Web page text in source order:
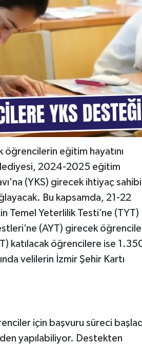
öğrencilerin eğitim hayatını
2024-2025 eğitim
(YKS) girecek ihtiyaç sahibi
Bu kapsamda, 21-22
Temel Yeterlilik Testi’ne (TYT)
(AYT) girecek
katılacak öğrencilere ise
velilerin İzmir Şehir Kartı
için başvuru süreci
yapılabiliyor. Destekten